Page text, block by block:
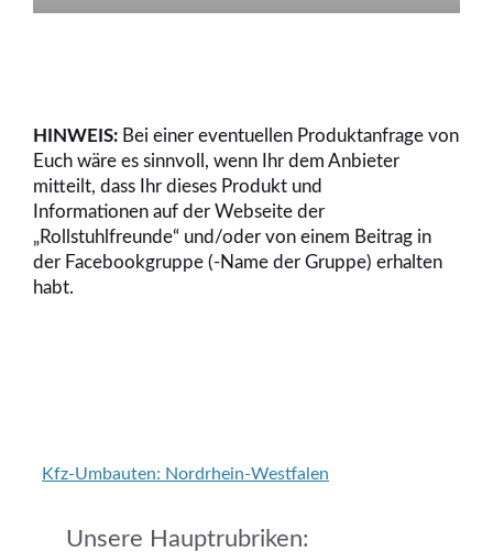
HINWEIS: Bei einer eventuellen Produktanfrage von
Euch wäre es sinnvoll, wenn Ihr dem Anbieter
mitteilt, dass Ihr dieses Produkt und
Informationen auf der Webseite der
„Rollstuhlfreunde“ und/oder von einem Beitrag in
der Facebookgruppe (-Name der Gruppe) erhalten
habt.
Kategorien
Kfz-Umbauten: Nordrhein-Westfalen
Unsere Hauptrubriken: